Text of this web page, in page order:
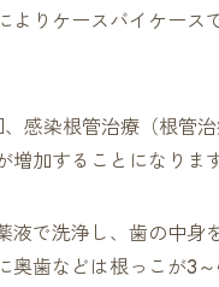
りケースバイケー
感染根管治療（根管
加することになります
で洗浄し、歯の中
歯などは根っこが3